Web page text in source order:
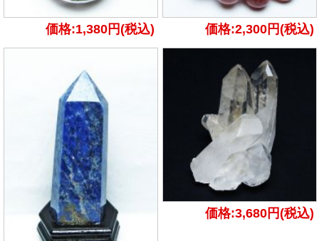
価格:1,380円(税込) 価格:2,300円(税込)
価格:3,680円(税込)